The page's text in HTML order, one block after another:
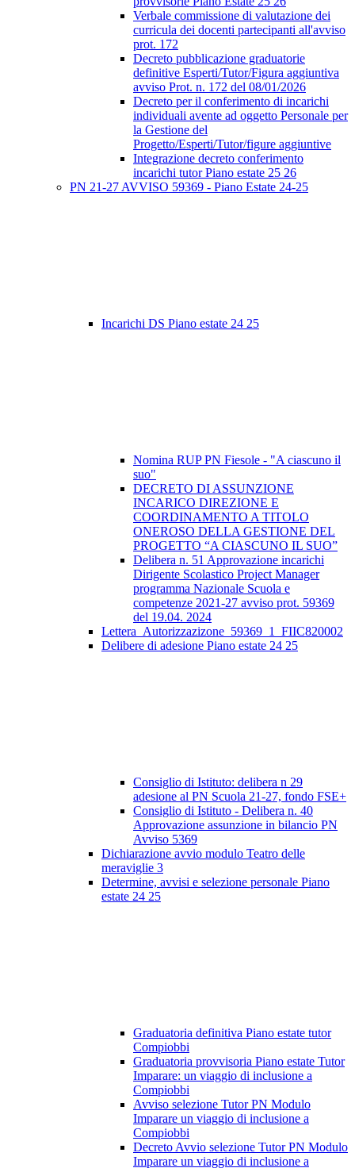
Verbale commissione di valutazione dei
curricula dei docenti partecipanti all'avviso
prot. 172
Decreto pubblicazione graduatorie
definitive Esperti/Tutor/Figura aggiuntiva
avviso Prot. n. 172 del 08/01/2026
Decreto per il conferimento di incarichi
individuali avente ad oggetto Personale per
la Gestione del
Progetto/Esperti/Tutor/figure aggiuntive
Integrazione decreto conferimento
incarichi tutor Piano estate 25 26
PN 21-27 AVVISO 59369 - Piano Estate 24-25
Incarichi DS Piano estate 24 25
Nomina RUP PN Fiesole - "A ciascuno il
suo"
DECRETO DI ASSUNZIONE
INCARICO DIREZIONE E
COORDINAMENTO A TITOLO
ONEROSO DELLA GESTIONE DEL
PROGETTO “A CIASCUNO IL SUO”
Delibera n. 51 Approvazione incarichi
Dirigente Scolastico Project Manager
programma Nazionale Scuola e
competenze 2021-27 avviso prot. 59369
del 19.04. 2024
Lettera_Autorizzazizone_59369_1_FIIC820002
Delibere di adesione Piano estate 24 25
Consiglio di Istituto: delibera n 29
adesione al PN Scuola 21-27, fondo FSE+
Consiglio di Istituto - Delibera n. 40
Approvazione assunzione in bilancio PN
Avviso 5369
Dichiarazione avvio modulo Teatro delle
meraviglie 3
Determine, avvisi e selezione personale Piano
estate 24 25
Graduatoria definitiva Piano estate tutor
Compiobbi
Graduatoria provvisoria Piano estate Tutor
Imparare: un viaggio di inclusione a
Compiobbi
Avviso selezione Tutor PN Modulo
Imparare un viaggio di inclusione a
Compiobbi
Decreto Avvio selezione Tutor PN Modulo
Imparare un viaggio di inclusione a